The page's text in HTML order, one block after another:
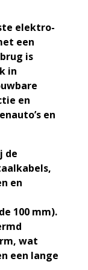
elektro-
een
is
in
en
en
de
en
100 mm).
wat
een lange